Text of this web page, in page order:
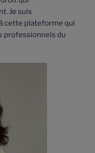
Je suis
cette plateforme qui
professionnels du